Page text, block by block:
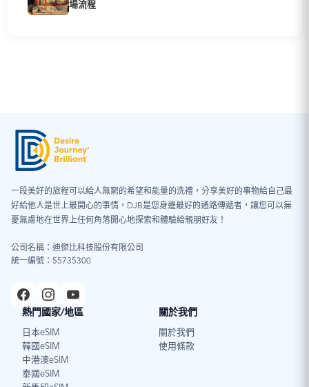
場流程
一段美好的旅程可以給人無窮的希望和能量的洗禮，分享美好的事物給自己最
好給他人是世上最開心的事情，DJB是您身邊最好的通路傳遞者，讓您可以無
憂無慮地在世界上任何角落開心地探索和體驗給親朋好友！
公司名稱：迪傑比科技股份有限公司
統一編號：55735300
熱門國家/地區
日本eSIM
韓國eSIM
中港澳eSIM
泰國eSIM
關於我們
關於我們
使用條款